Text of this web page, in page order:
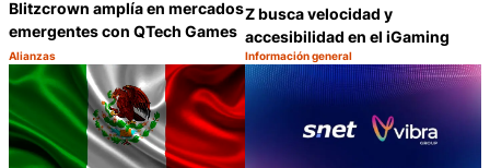
Blitzcrown amplía en mercados
emergentes con QTech Games
Categoría:
Alianzas
Compartir
Z busca velocidad y
accesibilidad en el iGaming
Categoría:
Información general